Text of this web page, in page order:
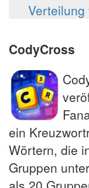
CodyCross
ein
Wörtern, die
Gruppen